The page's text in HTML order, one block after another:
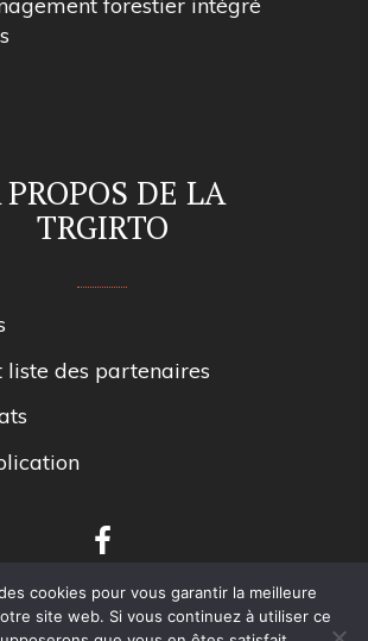
forestier intégré
DE LA
TRGIRTO
liste des partenaires
cookies pour vous garantir la meilleure
site web. Si vous continuez à utiliser ce